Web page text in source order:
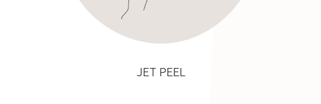
JET PEEL